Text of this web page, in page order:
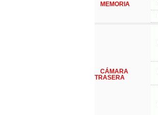
MEMORIA
CÁMARA
TRASERA